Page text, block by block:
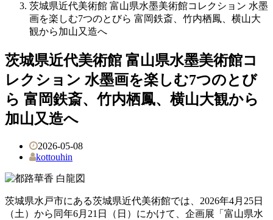
茨城県近代美術館 富山県水墨美術館コレクション 水墨
画を楽しむ7つのとびら 富岡鉄斎、竹内栖鳳、横山大
観から加山又造へ
茨城県近代美術館 富山県水墨美術館コ
レクション 水墨画を楽しむ7つのとび
ら 富岡鉄斎、竹内栖鳳、横山大観から
加山又造へ
2026-05-08
kottouhin
茨城県水戸市にある茨城県近代美術館では、2026年4月25日
（土）から同年6月21日（日）にかけて、企画展「富山県水